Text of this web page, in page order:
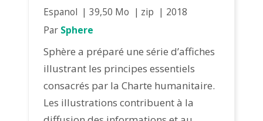
Espanol 39,50 Mo zip
2018
Par Sphere
Sphère a préparé une série d’affiches
illustrant les principes essentiels
consacrés par la Charte humanitaire.
Les illustrations contribuent à la